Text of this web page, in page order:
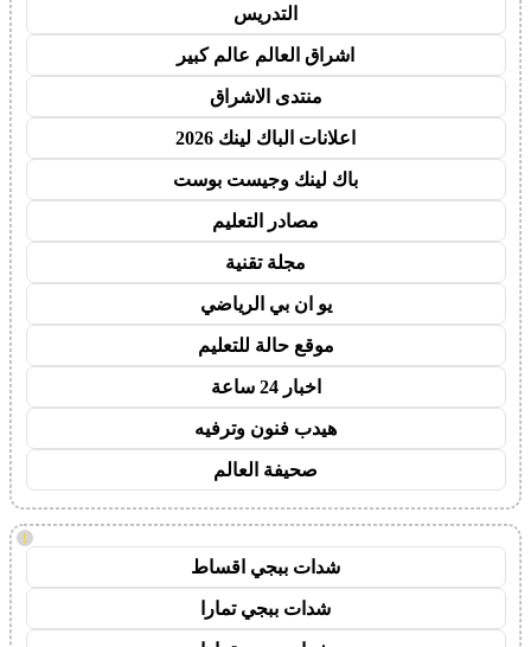
التدريس
اشراق العالم عالم كبير
منتدى الاشراق
اعلانات الباك لينك 2026
باك لينك وجيست بوست
مصادر التعليم
مجلة تقنية
يو ان بي الرياضي
موقع حالة للتعليم
اخبار 24 ساعة
هيدب فنون وترفيه
صحيفة العالم
!
شدات ببجي اقساط
شدات ببجي تمارا